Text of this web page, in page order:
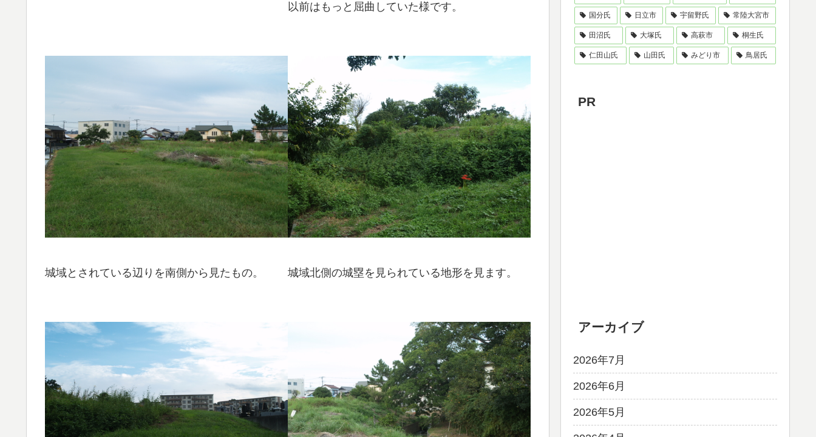
以前はもっと屈曲していた様です。
城域とされている辺りを南側から見たもの。 城域北側の城塁を見られている地形を見ます。
国分氏 日立市 宇留野氏 常陸大宮市
田沼氏 大塚氏 高萩市 桐生氏
仁田山氏 山田氏 みどり市 鳥居氏
PR
アーカイブ
2026年7月
2026年6月
2026年5月